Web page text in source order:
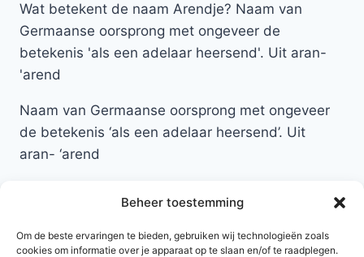
Beheer toestemming
Om de beste ervaringen te bieden, gebruiken wij technologieën zoals
cookies om informatie over je apparaat op te slaan en/of te raadplegen.
Wat betekent de naam Arendje? Naam van
Germaanse oorsprong met ongeveer de
betekenis 'als een adelaar heersend'. Uit aran-
'arend
Naam van Germaanse oorsprong met ongeveer
de betekenis ‘als een adelaar heersend’. Uit
aran- ‘arend